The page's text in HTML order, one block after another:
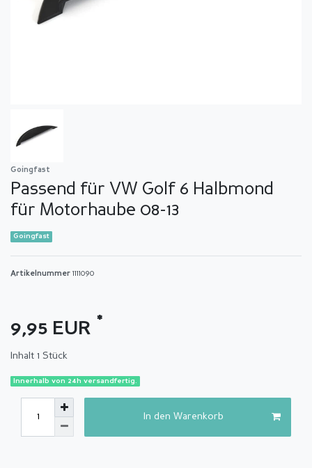
Goingfast
Passend für VW Golf 6 Halbmond
für Motorhaube 08-13
Goingfast
Artikelnummer 1111090
9,95 EUR *
Inhalt 1 Stück
Innerhalb von 24h versandfertig.
In den Warenkorb